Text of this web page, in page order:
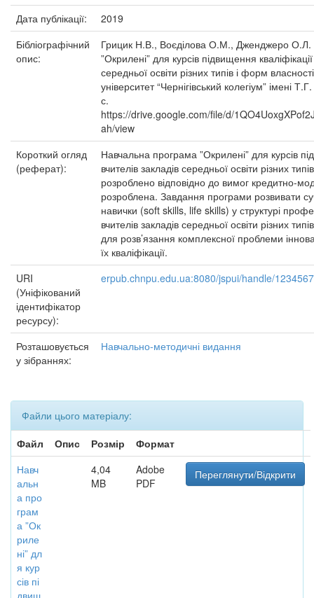
Дата публікації:
2019
Бібліографічний
опис:
Грицик Н.В., Воєділова О.М., Дженджеро О.Л.
”Окрилені” для курсів підвищення
середньої освіти різних типів і форм
університет “Чернігівський колегіум” імені
с.
https://drive.google.com/file/d/
ah/view
Короткий огляд
(реферат):
Навчальна програма ”Окрилені” для курсів
вчителів закладів середньої освіти різних
розроблено відповідно до вимог кредитно-
розроблена. Завдання програми розвивати
навички (soft skills, life skills) у структурі
вчителів закладів середньої освіти різних
для розв’язання комплексної проблеми
їх кваліфікації.
URI
(Уніфікований
ідентифікатор
ресурсу):
erpub.chnpu.edu.ua:8080/jspui/handle/
Розташовується
у зібраннях:
Навчально-методичні видання
Файли цього матеріалу:
Файл
Опис Розмір
Формат
Навч
альн
а про
грам
а ”Ок
риле
ні” дл
я кур
сів пі
двищ
4,04
MB
Adobe
PDF
Переглянути/Відкрити